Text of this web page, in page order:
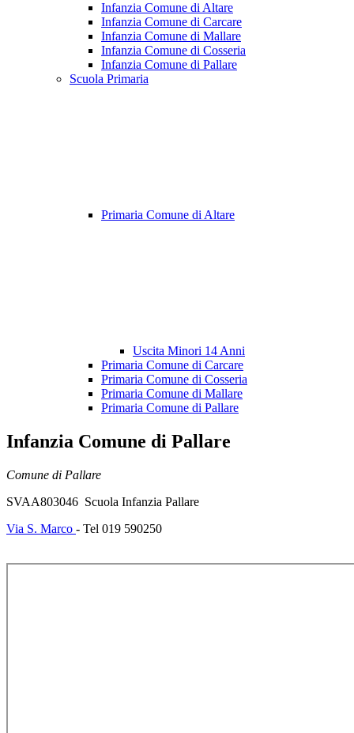
Infanzia Comune di Altare
Infanzia Comune di Carcare
Infanzia Comune di Mallare
Infanzia Comune di Cosseria
Infanzia Comune di Pallare
Scuola Primaria
Primaria Comune di Altare
Uscita Minori 14 Anni
Primaria Comune di Carcare
Primaria Comune di Cosseria
Primaria Comune di Mallare
Primaria Comune di Pallare
Infanzia Comune di Pallare
Comune di Pallare
SVAA803046 Scuola Infanzia Pallare
Via S. Marco - Tel 019 590250